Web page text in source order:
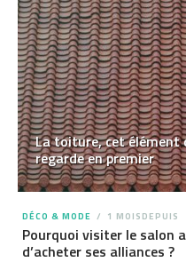
La toiture, cet élément
regarde en premier
DÉCO & MODE 1 MOISDEPUIS
Pourquoi visiter le salon
d’acheter ses alliances ?